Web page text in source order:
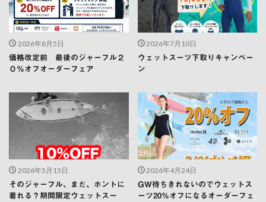
2026年8月5日
価格改定前 最後のジャーフル２
０％オフオーダーフェア
2026年7月10日
ウェットスーツ下取りキャンペー
ン
2026年5月15日
そのジャーフル、まだ、ホントに
着れる？期間限定ウェットスー
2026年4月24日
GW待ちきれないのでウェットス
ーツ20％オフになるオーダーフェ